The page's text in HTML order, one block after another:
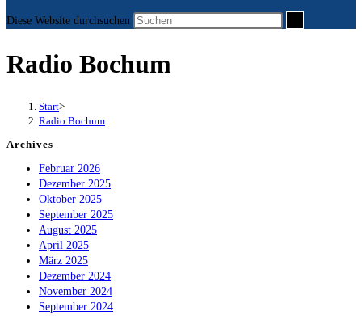
Diese Website durchsuchen
Radio Bochum
Start>
Radio Bochum
Archives
Februar 2026
Dezember 2025
Oktober 2025
September 2025
August 2025
April 2025
März 2025
Dezember 2024
November 2024
September 2024